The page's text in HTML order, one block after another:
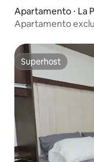
Apartamento ⋅ La
Apartamento
Superhost
Superhost